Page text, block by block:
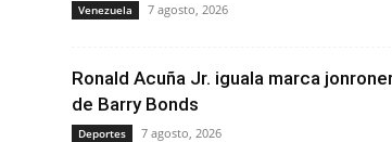
Venezuela 7 agosto, 2026
Ronald Acuña Jr. iguala marca
de Barry Bonds
Deportes 7 agosto, 2026